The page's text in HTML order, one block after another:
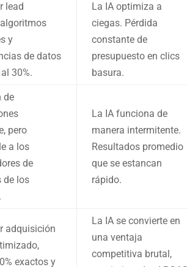
lead
y
de datos
30%.
La IA optimiza a
ciegas. Pérdida
constante de
presupuesto en clics
basura.
de
pero
a los
de
de los
La IA funciona de
manera intermitente.
Resultados promedio
que se estancan
rápido.
adquisición
exactos y
La IA se convierte en
una ventaja
competitiva brutal,